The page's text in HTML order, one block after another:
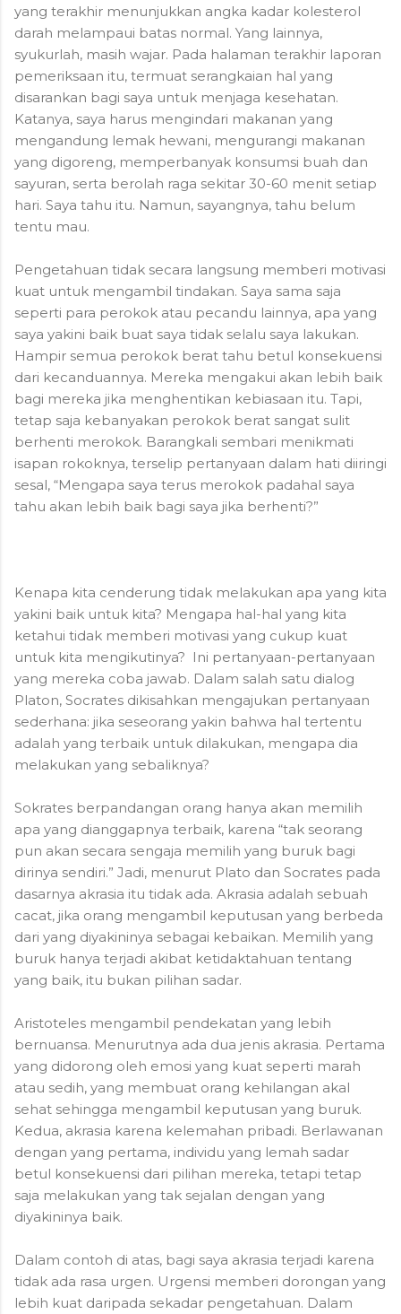
yang terakhir menunjukkan angka kadar kolesterol
darah melampaui batas normal. Yang lainnya,
syukurlah, masih wajar. Pada halaman terakhir laporan
pemeriksaan itu, termuat serangkaian hal yang
disarankan bagi saya untuk menjaga kesehatan.
Katanya, saya harus mengindari makanan yang
mengandung lemak hewani, mengurangi makanan
yang digoreng, memperbanyak konsumsi buah dan
sayuran, serta berolah raga sekitar 30-60 menit setiap
hari. Saya tahu itu. Namun, sayangnya, tahu belum
tentu mau.
Pengetahuan tidak secara langsung memberi motivasi
kuat untuk mengambil tindakan. Saya sama saja
seperti para perokok atau pecandu lainnya, apa yang
saya yakini baik buat saya tidak selalu saya lakukan.
Hampir semua perokok berat tahu betul konsekuensi
dari kecanduannya. Mereka mengakui akan lebih baik
bagi mereka jika menghentikan kebiasaan itu. Tapi,
tetap saja kebanyakan perokok berat sangat sulit
berhenti merokok. Barangkali sembari menikmati
isapan rokoknya, terselip pertanyaan dalam hati diiringi
sesal, “Mengapa saya terus merokok padahal saya
tahu akan lebih baik bagi saya jika berhenti?”
Kenapa kita cenderung tidak melakukan apa yang kita
yakini baik untuk kita? Mengapa hal-hal yang kita
ketahui tidak memberi motivasi yang cukup kuat
untuk kita mengikutinya? Ini pertanyaan-pertanyaan
yang mereka coba jawab. Dalam salah satu dialog
Platon, Socrates dikisahkan mengajukan pertanyaan
sederhana: jika seseorang yakin bahwa hal tertentu
adalah yang terbaik untuk dilakukan, mengapa dia
melakukan yang sebaliknya?
Sokrates berpandangan orang hanya akan memilih
apa yang dianggapnya terbaik, karena “tak seorang
pun akan secara sengaja memilih yang buruk bagi
dirinya sendiri.” Jadi, menurut Plato dan Socrates pada
dasarnya akrasia itu tidak ada. Akrasia adalah sebuah
cacat, jika orang mengambil keputusan yang berbeda
dari yang diyakininya sebagai kebaikan. Memilih yang
buruk hanya terjadi akibat ketidaktahuan tentang
yang baik, itu bukan pilihan sadar.
Aristoteles mengambil pendekatan yang lebih
bernuansa. Menurutnya ada dua jenis akrasia. Pertama
yang didorong oleh emosi yang kuat seperti marah
atau sedih, yang membuat orang kehilangan akal
sehat sehingga mengambil keputusan yang buruk.
Kedua, akrasia karena kelemahan pribadi. Berlawanan
dengan yang pertama, individu yang lemah sadar
betul konsekuensi dari pilihan mereka, tetapi tetap
saja melakukan yang tak sejalan dengan yang
diyakininya baik.
Dalam contoh di atas, bagi saya akrasia terjadi karena
tidak ada rasa urgen. Urgensi memberi dorongan yang
lebih kuat daripada sekadar pengetahuan. Dalam